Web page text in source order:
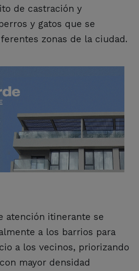
de castración y
y gatos que se
zonas de la ciudad.
atención itinerante se
a los barrios para
a los vecinos, priorizando
mayor densidad